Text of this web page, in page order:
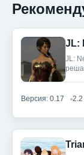
JL:
JL:
Версия: 0.17